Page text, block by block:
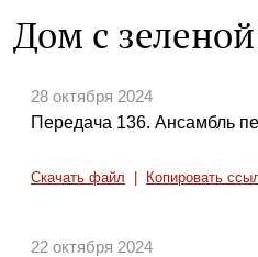
Дом с
28 октября 2024
Передача 136. Ансамбль
Скачать файл Копировать
22 октября 2024